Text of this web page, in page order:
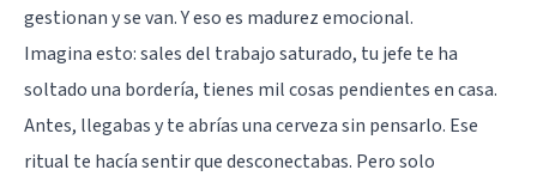
gestionan y se van. Y eso es madurez emocional.
Imagina esto: sales del trabajo saturado, tu jefe te ha
soltado una bordería, tienes mil cosas pendientes en casa.
Antes, llegabas y te abrías una cerveza sin pensarlo. Ese
ritual te hacía sentir que desconectabas. Pero solo